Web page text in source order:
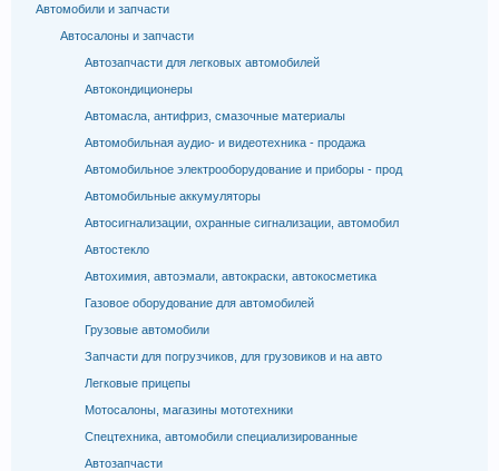
Автомобили и запчасти
Автосалоны и запчасти
Автозапчасти для легковых автомобилей
Автокондиционеры
Автомасла, антифриз, смазочные материалы
Автомобильная аудио- и видеотехника - продажа
Автомобильное электрооборудование и приборы - прод
Автомобильные аккумуляторы
Автосигнализации, охранные сигнализации, автомобил
Автостекло
Автохимия, автоэмали, автокраски, автокосметика
Газовое оборудование для автомобилей
Грузовые автомобили
Запчасти для погрузчиков, для грузовиков и на авто
Легковые прицепы
Мотосалоны, магазины мототехники
Спецтехника, автомобили специализированные
Автозапчасти